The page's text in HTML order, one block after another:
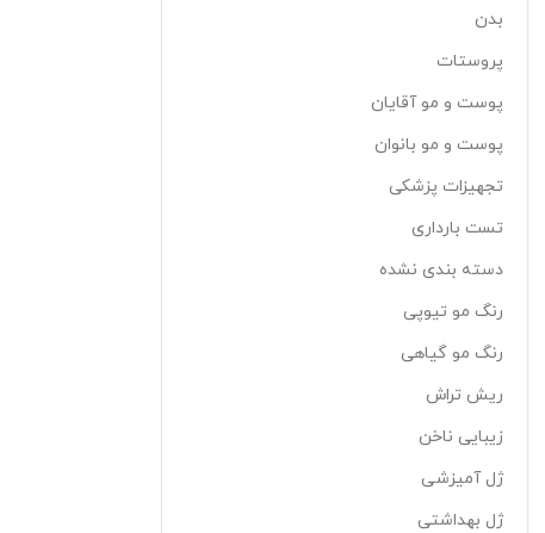
بدن
پروستات
پوست و مو آقایان
پوست و مو بانوان
تجهیزات پزشکی
تست بارداری
دسته بندی نشده
رنگ مو تیوپی
رنگ مو گیاهی
ریش تراش
زیبایی ناخن
ژل آمیزشی
ژل بهداشتی